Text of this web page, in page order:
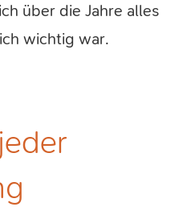
über die Jahre alles
wichtig war.